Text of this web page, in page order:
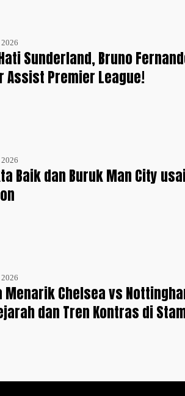
Sunderland, Bruno
Assist Premier League!
Baik dan Buruk Man City
Menarik Chelsea vs
dan Tren Kontras di